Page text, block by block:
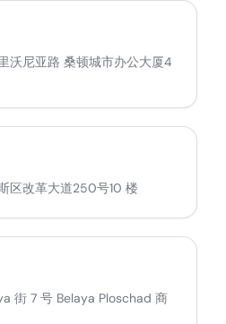
沃尼亚路 桑顿城市办公大厦4
区改革大道250号10 楼
街 7 号 Belaya Ploschad 商